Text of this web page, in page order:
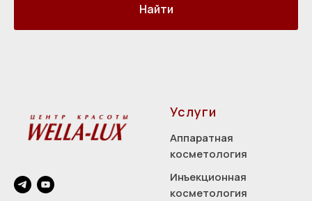
Найти
Услуги
Аппаратная
косметология
Инъекционная
косметология